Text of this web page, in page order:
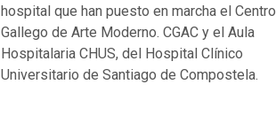
hospital que han puesto en marcha el Centro
Gallego de Arte Moderno. CGAC y el Aula
Hospitalaria CHUS, del Hospital Clínico
Universitario de Santiago de Compostela.